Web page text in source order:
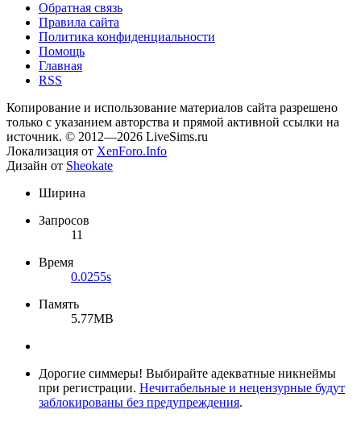
Обратная связь
Правила сайта
Политика конфиденциальности
Помощь
Главная
RSS
Копирование и использование материалов сайта разрешено
только с указанием авторства и прямой активной ссылки на
источник. © 2012—2026 LiveSims.ru
Локализация от XenForo.Info
Дизайн от Sheokate
Ширина
Запросов
11
Время
0.0255s
Память
5.77MB
Дорогие симмеры! Выбирайте адекватные никнеймы
при регистрации. Нечитабельные и нецензурные будут
заблокированы без предупреждения.